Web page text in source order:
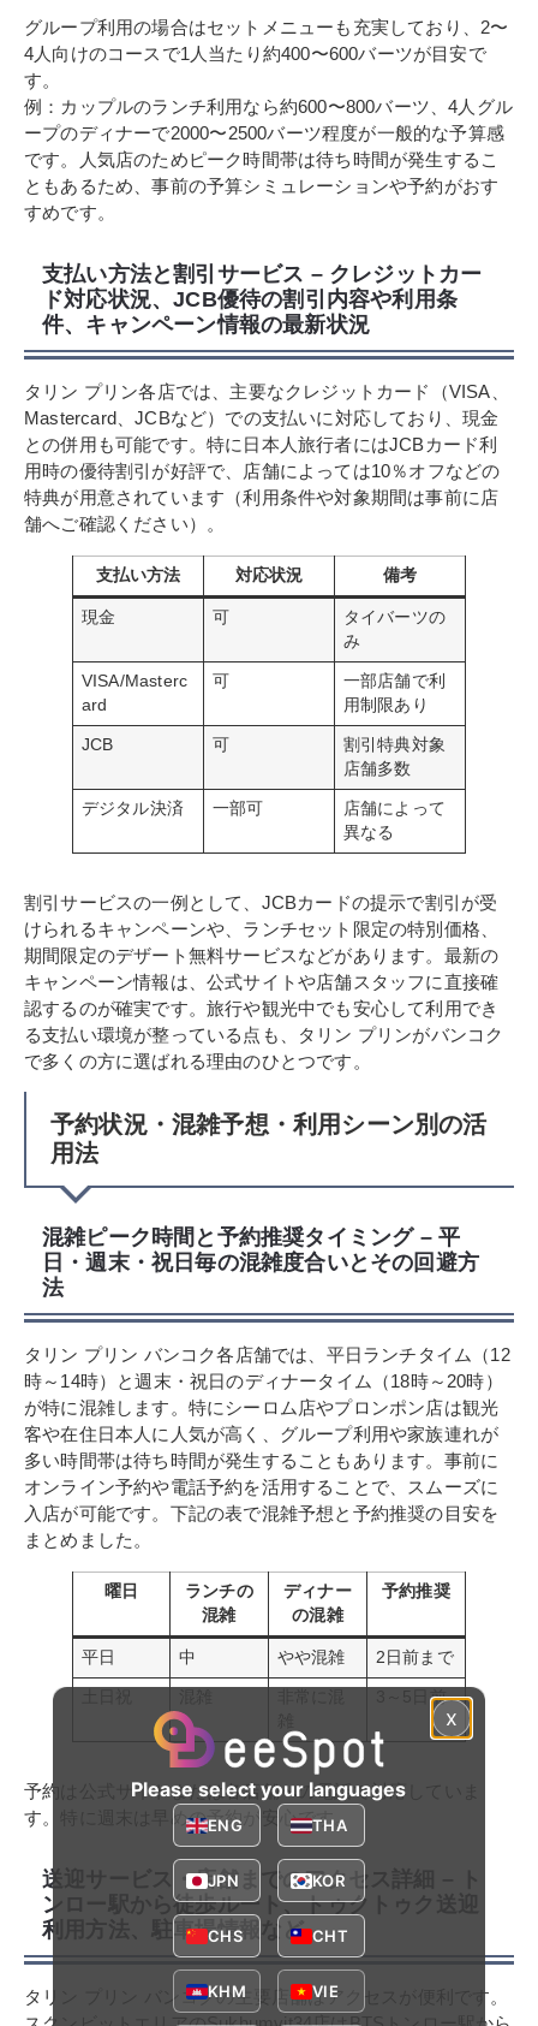
グループ利用の場合はセットメニューも充実しており、2〜
4人向けのコースで1人当たり約400〜600バーツが目安で
す。
例：カップルのランチ利用なら約600〜800バーツ、4人グル
ープのディナーで2000〜2500バーツ程度が一般的な予算感
です。人気店のためピーク時間帯は待ち時間が発生するこ
ともあるため、事前の予算シミュレーションや予約がおす
すめです。
支払い方法と割引サービス – クレジットカー
ド対応状況、JCB優待の割引内容や利用条
件、キャンペーン情報の最新状況
タリン プリン各店では、主要なクレジットカード（VISA、
Mastercard、JCBなど）での支払いに対応しており、現金
との併用も可能です。特に日本人旅行者にはJCBカード利
用時の優待割引が好評で、店舗によっては10％オフなどの
特典が用意されています（利用条件や対象期間は事前に店
舗へご確認ください）。
支払い方法 対応状況 備考
現金 可
タイバーツの
み
VISA/Masterc
ard
可
一部店舗で利
用制限あり
JCB 可
割引特典対象
店舗多数
デジタル決済 一部可
店舗によって
異なる
割引サービスの一例として、JCBカードの提示で割引が受
けられるキャンペーンや、ランチセット限定の特別価格、
期間限定のデザート無料サービスなどがあります。最新の
キャンペーン情報は、公式サイトや店舗スタッフに直接確
認するのが確実です。旅行や観光中でも安心して利用でき
る支払い環境が整っている点も、タリン プリンがバンコク
で多くの方に選ばれる理由のひとつです。
予約状況・混雑予想・利用シーン別の活
用法
混雑ピーク時間と予約推奨タイミング – 平
日・週末・祝日毎の混雑度合いとその回避方
法
タリン プリン バンコク各店舗では、平日ランチタイム（12
時～14時）と週末・祝日のディナータイム（18時～20時）
が特に混雑します。特にシーロム店やプロンポン店は観光
客や在住日本人に人気が高く、グループ利用や家族連れが
多い時間帯は待ち時間が発生することもあります。事前に
オンライン予約や電話予約を活用することで、スムーズに
入店が可能です。下記の表で混雑予想と予約推奨の目安を
まとめました。
曜日
ランチの
混雑
ディナー
の混雑
予約推奨
平日 中 やや混雑 2日前まで
3～5日前
予約は公式サイトまたは各店舗への電話で対応していま
す。特に週末は早めの予約が安心です。
送迎サービス・店舗までのアクセス詳細 – ト
ンロー駅から徒歩ルート、トゥクトゥク送迎
利用方法、駐車場情報など
タリン プリン バンコクの主要店舗はアクセスが便利です。
x
Please select your languages
ENG THA
JPN KOR
CHS CHT
KHM VIE